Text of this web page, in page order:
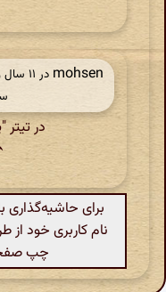
mohsen
در
برای حاشیه‌گذاری
نام کاربری خود
چپ